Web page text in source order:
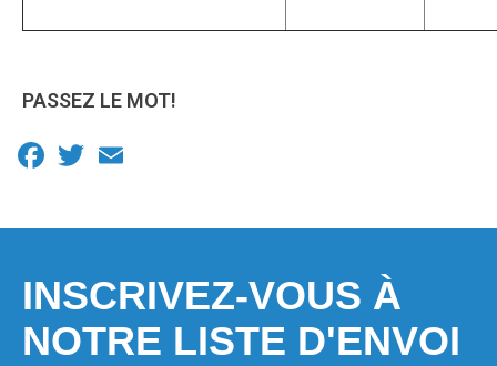
PASSEZ LE MOT!
Facebook
Twitter
INSCRIVEZ-VOUS À
NOTRE LISTE D'ENVOI